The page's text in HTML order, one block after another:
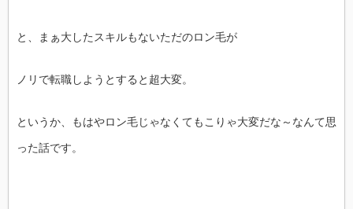
と、まぁ大したスキルもないただのロン毛が
ノリで転職しようとすると超大変。
というか、もはやロン毛じゃなくてもこりゃ大変だな～なんて思
った話です。